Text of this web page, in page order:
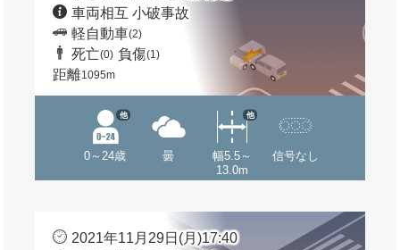
車両相互 小破事故
軽自動車(2)
死亡(0) 負傷(1)
距離1095m
0～24歳
他
曇
幅5.5～
13.0m
他
信号なし
2021年11月29日(月)17:40